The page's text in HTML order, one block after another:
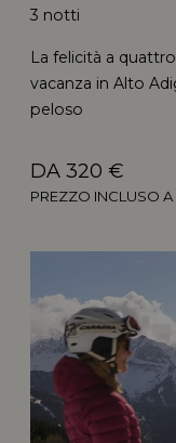
3 notti
La felicità a
vacanza in Alto
peloso
DA 320 €
PREZZO INCLUSO